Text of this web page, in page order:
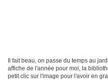
Il fait beau, on passe du temps au
affiche de l'année pour moi, la
petit clic sur l'image pour l'avoir en